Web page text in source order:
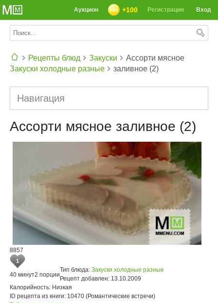
Вход
Регистрация
+100
Аукцион
Рецепты блюд
Закуски
Закуски холодные разные
Ассорти мясное
заливное (2)
Навигация
Ассорти мясное заливное (2)
8857
1
40 минут2 порции
Тип блюда: Закуски холодные разные
Рецепт добавлен: 13.10.2009
Калорийность: Низкая
ID рецепта из книги: 10470 (Романтические встречи)